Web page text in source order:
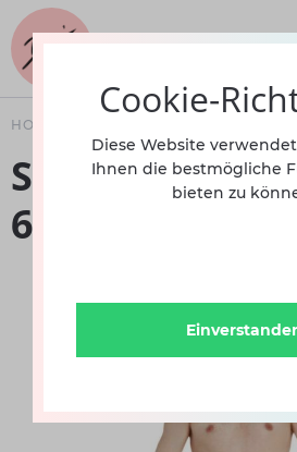
HOME
Suspensorium
62N CAP
Cookie-
Diese Website
Ihnen die bestmögliche
bieten zu